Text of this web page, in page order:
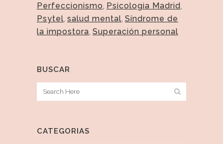
Perfeccionismo Psicologia Madrid
Psytel salud mental Síndrome de
la impostora Superación personal
BUSCAR
CATEGORIAS